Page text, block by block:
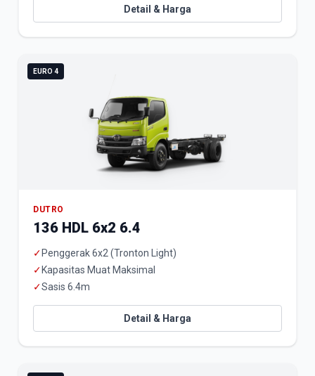
Detail & Harga
EURO 4
DUTRO
136 HDL 6x2 6.4
✓ Penggerak 6x2 (Tronton Light)
✓ Kapasitas Muat Maksimal
✓Sasis 6.4m
Detail & Harga